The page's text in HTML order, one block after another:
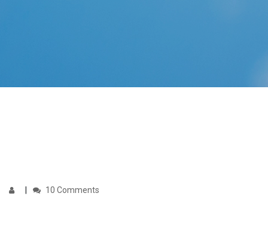
10 Comments